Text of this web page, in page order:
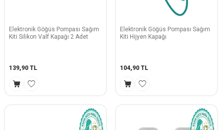
Elektronik Göğüs Pompası Sağım
Kiti Silikon Valf Kapağı 2 Adet
139,90 TL
Elektronik Göğüs Pompası Sağım
Kiti Hijyen Kapağı
104,90 TL